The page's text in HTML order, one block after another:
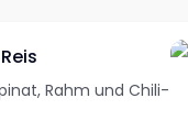
Rahm und Chili-